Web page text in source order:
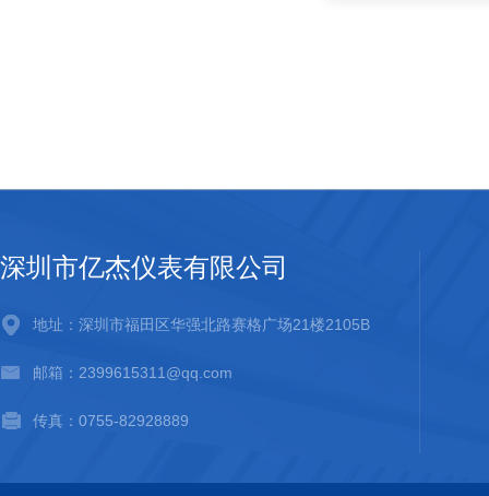
深圳市亿杰仪表有限公司
地址：深圳市福田区华强北路赛格广场21楼2105B
邮箱：2399615311@qq.com
传真：0755-82928889